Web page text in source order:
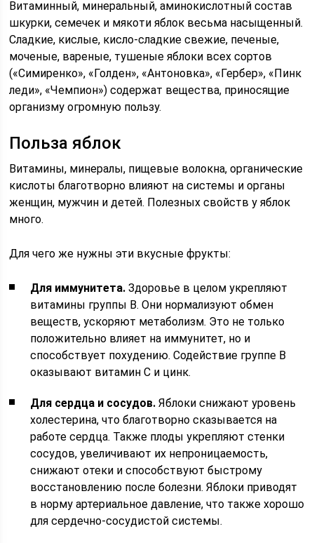
Витаминный, минеральный, аминокислотный состав
шкурки, семечек и мякоти яблок весьма насыщенный.
Сладкие, кислые, кисло-сладкие свежие, печеные,
моченые, вареные, тушеные яблоки всех сортов
(«Симиренко», «Голден», «Антоновка», «Гербер», «Пинк
леди», «Чемпион») содержат вещества, приносящие
организму огромную пользу.
Польза яблок
Витамины, минералы, пищевые волокна, органические
кислоты благотворно влияют на системы и органы
женщин, мужчин и детей. Полезных свойств у яблок
много.
Для чего же нужны эти вкусные фрукты:
Для иммунитета. Здоровье в целом укрепляют
витамины группы В. Они нормализуют обмен
веществ, ускоряют метаболизм. Это не только
положительно влияет на иммунитет, но и
способствует похудению. Содействие группе В
оказывают витамин С и цинк.
Для сердца и сосудов. Яблоки снижают уровень
холестерина, что благотворно сказывается на
работе сердца. Также плоды укрепляют стенки
сосудов, увеличивают их непроницаемость,
снижают отеки и способствуют быстрому
восстановлению после болезни. Яблоки приводят
в норму артериальное давление, что также хорошо
для сердечно-сосудистой системы.